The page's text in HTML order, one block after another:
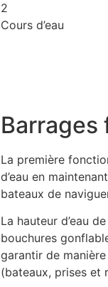
2
Cours d’eau
Barrages
La première
d’eau en
bateaux de
La hauteur d’eau
bouchures
garantir de
(bateaux, prises et